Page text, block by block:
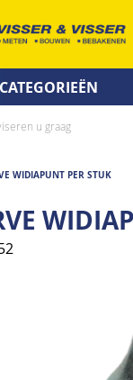
u graag
WIDIAPUNT PER STUK